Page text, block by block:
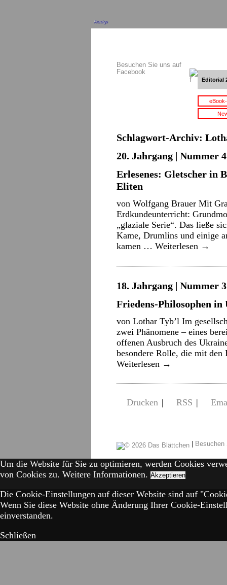
Anzeige
Besuchen Sie uns auf
Facebook
Editorial
Schlagwort-Archiv:
20. Jahrgang | Nummer
Erlesenes: Gletscher in
Eliten
von Wolfgang Brauer Mit
Erdkundeunterricht:
„glaziale Serie“. Das ließe
Kame, Drumlins und einige
kamen … Weiterlesen →
18. Jahrgang | Nummer
Friedens-Philosophen
von Lothar Tyb’l Im
zwei Phänomene – eines
offenen Ausbruch des
besondere Rolle, die mit
Weiterlesen →
Drucken | RSS |
|
Um die Website für Sie zu optimieren, werden Cookies
von Cookies zu. Weitere Informationen. Akzeptieren
Die Cookie-Einstellungen auf dieser Website sind auf
Wenn Sie diese Website ohne Änderung Ihrer Cookie-
einverstanden.
Schließen